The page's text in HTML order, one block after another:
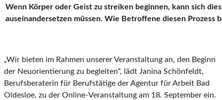
Wenn Körper oder Geist zu streiken beginnen, kann sich
auseinandersetzen müssen. Wie Betroffene diesen Prozess
„Wir bieten im Rahmen unserer Veranstaltung an, den Beginn
der Neuorientierung zu begleiten“, lädt Janina Schönfeldt,
Berufsberaterin für Berufstätige der Agentur für Arbeit Bad
Oldesloe, zu der Online-Veranstaltung am 18. September ein.